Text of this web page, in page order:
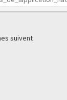
suivent